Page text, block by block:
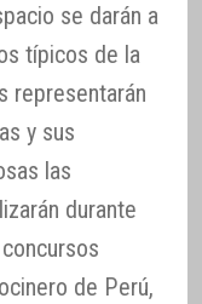
se darán a
típicos de la
representarán
y sus
las
durante
de Perú,